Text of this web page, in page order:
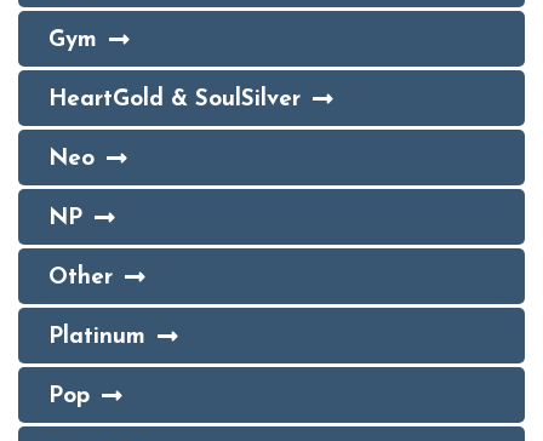
Gym
HeartGold & SoulSilver
Neo
NP
Other
Platinum
Pop